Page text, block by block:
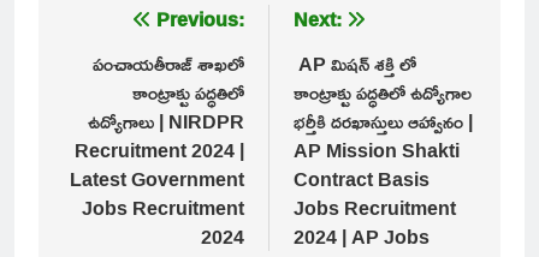
navigation
Previous:
పంచాయతీరాజ్ శాఖలో
కాంట్రాక్టు పద్ధతిలో
ఉద్యోగాలు | NIRDPR
Recruitment 2024 |
Latest Government
Jobs Recruitment
2024
Next:
AP మిషన్ శక్తి లో
కాంట్రాక్టు పద్ధతిలో ఉద్యోగాల
భర్తీకి దరఖాస్తులు ఆహ్వానం |
AP Mission Shakti
Contract Basis
Jobs Recruitment
2024 | AP Jobs